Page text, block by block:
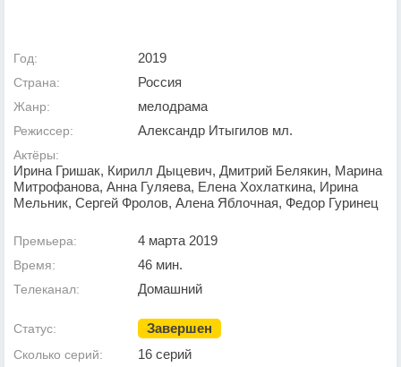
Год: 2019
Страна: Россия
Жанр: мелодрама
Режиссер: Александр Итыгилов мл.
Актёры:
Ирина Гришак, Кирилл Дыцевич, Дмитрий Белякин, Марина
Митрофанова, Анна Гуляева, Елена Хохлаткина, Ирина
Мельник, Сергей Фролов, Алена Яблочная, Федор Гуринец
Премьера: 4 марта 2019
Время: 46 мин.
Телеканал: Домашний
Статус: Завершен
Сколько серий: 16 серий